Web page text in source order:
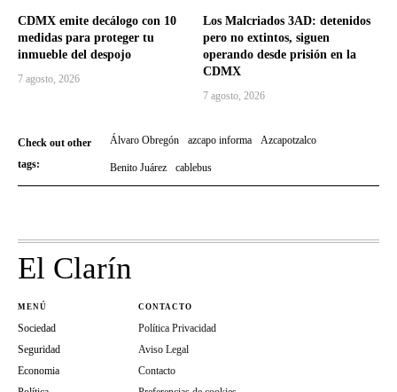
CDMX emite decálogo con 10
medidas para proteger tu
inmueble del despojo
7 agosto, 2026
Los Malcriados 3AD: detenidos
pero no extintos, siguen
operando desde prisión en la
CDMX
7 agosto, 2026
Check out other
tags:
Álvaro Obregón azcapo informa Azcapotzalco
Benito Juárez cablebus
El Clarín
MENÚ
Sociedad
Seguridad
Economia
CONTACTO
Política Privacidad
Aviso Legal
Contacto